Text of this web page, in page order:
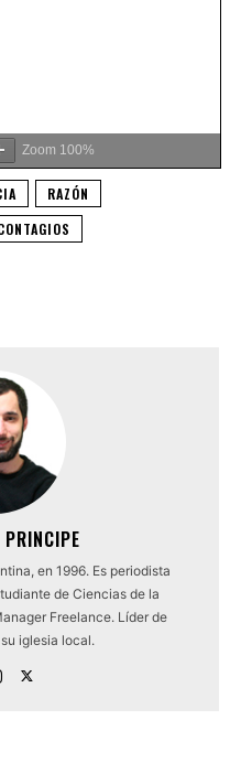
Zoom 100%
RAZÓN
PRINCIPE
en 1996. Es periodista
de Ciencias de la
Freelance. Líder de
iglesia local.